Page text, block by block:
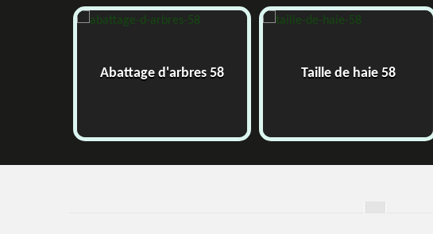
Abattage d'arbres 58 Taille de haie 58